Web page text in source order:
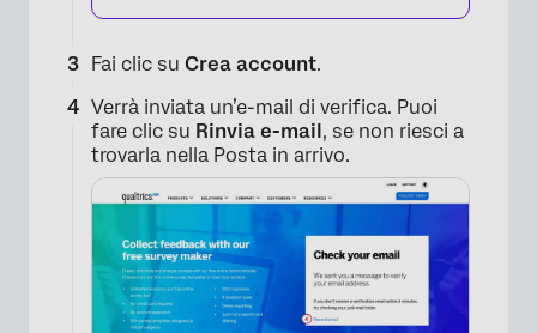
Fai clic su Crea account.
Verrà inviata un’e-mail di verifica. Puoi
fare clic su Rinvia e-mail , se non riesci a
trovarla nella Posta in arrivo.